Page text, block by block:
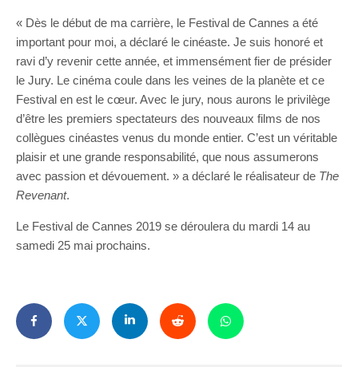
« Dès le début de ma carrière, le Festival de Cannes a été
important pour moi, a déclaré le cinéaste. Je suis honoré et
ravi d’y revenir cette année, et immensément fier de présider
le Jury. Le cinéma coule dans les veines de la planète et ce
Festival en est le cœur. Avec le jury, nous aurons le privilège
d’être les premiers spectateurs des nouveaux films de nos
collègues cinéastes venus du monde entier. C’est un véritable
plaisir et une grande responsabilité, que nous assumerons
avec passion et dévouement. » a déclaré le réalisateur de The
Revenant.
Le Festival de Cannes 2019 se déroulera du mardi 14 au
samedi 25 mai prochains.